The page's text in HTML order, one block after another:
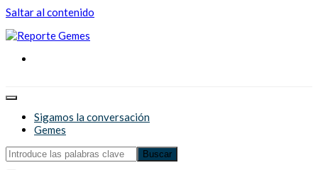
Saltar al contenido
Reporte Gemes
Sigamos la conversación
Gemes